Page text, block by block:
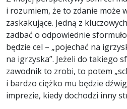
i rozumiem, że to zdanie może
zaskakujące. Jedną z
zadbać o odpowiednie
będzie cel – „pojechać na
na igrzyska”. Jeżeli do takiego
zawodnik to zrobi, to potem
i bardzo ciężko mu będzie
imprezie, kiedy dochodzi inny